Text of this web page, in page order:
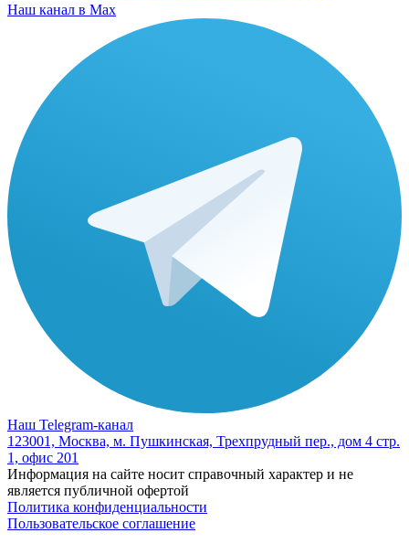
Наш канал в Max
Наш Telegram-канал
123001, Москва, м. Пушкинская, Трехпрудный пер., дом 4 стр.
1, офис 201
Информация на сайте носит справочный характер и не
является публичной офертой
Политика конфиденциальности
Пользовательское соглашение